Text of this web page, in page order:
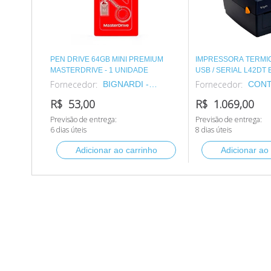
PEN DRIVE 64GB MINI PREMIUM
MASTERDRIVE - 1 UNIDADE
Fornecedor:
BIGNARDI -
PAPEIS E
R$ 53,00
Previsão de entrega:
6 dias úteis
IMPRESSORA
USB / SERIAL L42DT
BEMATECH
Fornecedor:
S.A.
R$ 1.069,00
Previsão de entrega:
8 dias úteis